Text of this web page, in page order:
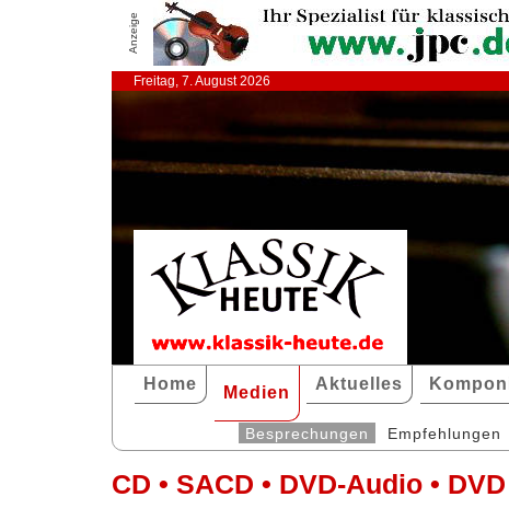
Anzeige
Freitag, 7. August 2026
Home Medien Aktuelles
Besprechungen Empfehlungen
CD • SACD • DVD-Audio •